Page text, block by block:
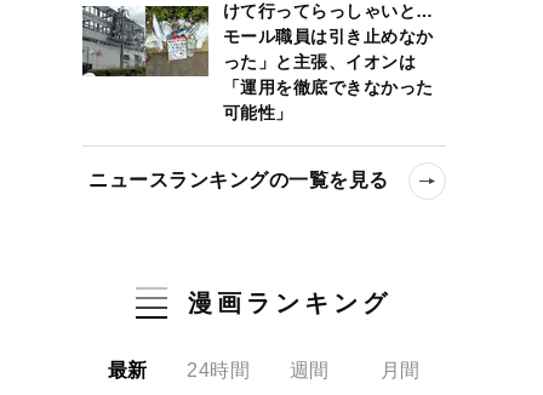
けて行ってらっしゃいと…
モール職員は引き止めなか
った」と主張、イオンは
「運用を徹底できなかった
可能性」
ニュースランキングの一覧を見る
漫画ランキング
最新 24時間 週間 月間